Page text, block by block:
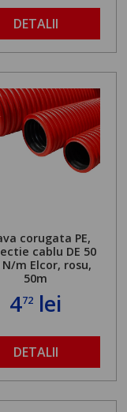
DETALII
corugata PE,
cablu DE 50
N/m Elcor, rosu,
50m
472 lei
DETALII